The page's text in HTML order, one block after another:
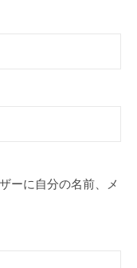
ーに自分の名前、メ